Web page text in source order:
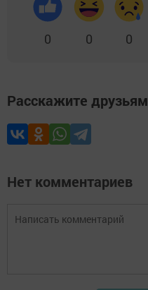
0 0 0
Расскажите друзьям
Нет комментариев